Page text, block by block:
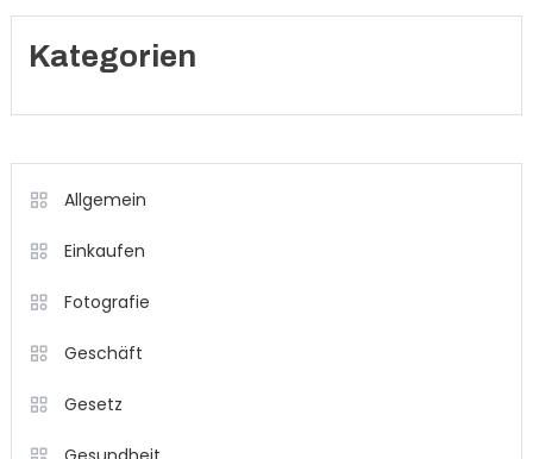
Kategorien
Allgemein
Einkaufen
Fotografie
Geschäft
Gesetz